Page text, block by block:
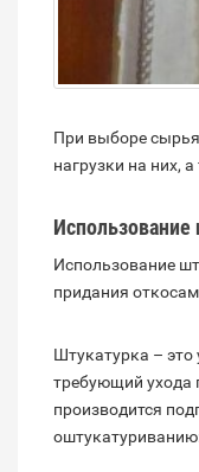
При выборе сырья
нагрузки на них,
Использование
Использование
придания
Штукатурка – это
требующий ухода
производится